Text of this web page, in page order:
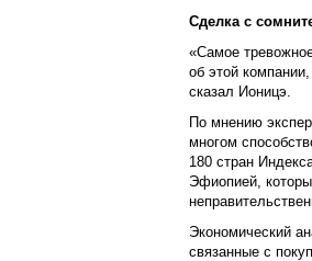
Сделка с
«Самое
об этой
сказал Ионицэ.
По мнению
многом
180 стран
Эфиопией,
Экономический
связанные с